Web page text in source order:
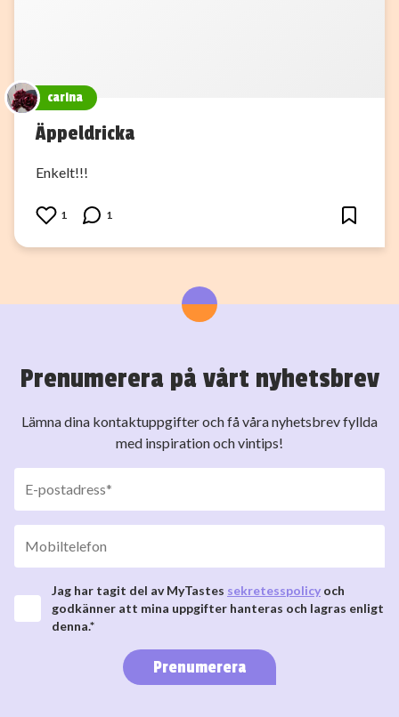
carina
Äppeldricka
Enkelt!!!
1 1
Prenumerera på vårt nyhetsbrev
Lämna dina kontaktuppgifter och få våra nyhetsbrev fyllda
med inspiration och vintips!
Jag har tagit del av MyTastes sekretesspolicy och
godkänner att mina uppgifter hanteras och lagras enligt
denna.*
Prenumerera